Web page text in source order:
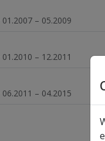
01.2007 – 05.2009
01.2010 – 12.2011
06.2011 – 04.2015